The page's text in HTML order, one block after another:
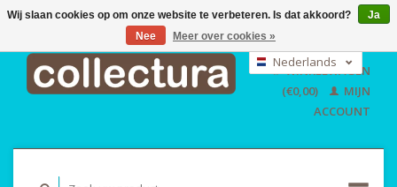
EUR
GBP
USD
Nederlands
English
WINKELWAGEN
(€0,00)
MIJN
ACCOUNT
Wij slaan cookies op om onze website te verbeteren. Is dat akkoord?
Ja
Nee
Meer over cookies »